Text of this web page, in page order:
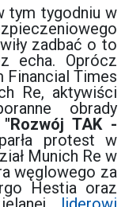
tym tygodniu w
zadbać o to
echa. Oprócz
Times
Re, aktywiści
obrady
"Rozwój TAK -
protest w
Munich Re w
węglowego za
Hestia oraz